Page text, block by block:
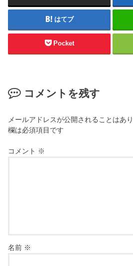
はてブ
Pocket
コメントを残す
メールアドレスが公開されることはあり
欄は必須項目です
コメント ※
名前 ※